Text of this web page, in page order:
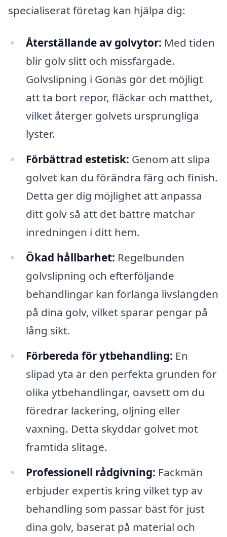
specialiserat företag kan hjälpa dig:
Återställande av golvytor: Med tiden
blir golv slitt och missfärgade.
Golvslipning i Gonäs gör det möjligt
att ta bort repor, fläckar och matthet,
vilket återger golvets ursprungliga
lyster.
Förbättrad estetisk: Genom att slipa
golvet kan du förändra färg och finish.
Detta ger dig möjlighet att anpassa
ditt golv så att det bättre matchar
inredningen i ditt hem.
Ökad hållbarhet: Regelbunden
golvslipning och efterföljande
behandlingar kan förlänga livslängden
på dina golv, vilket sparar pengar på
lång sikt.
Förbereda för ytbehandling: En
slipad yta är den perfekta grunden för
olika ytbehandlingar, oavsett om du
föredrar lackering, oljning eller
vaxning. Detta skyddar golvet mot
framtida slitage.
Professionell rådgivning: Fackmän
erbjuder expertis kring vilket typ av
behandling som passar bäst för just
dina golv, baserat på material och